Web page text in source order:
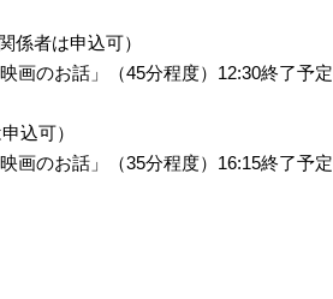
者は申込可）
画のお話」（45分程度）12:30終了予定
込可）
画のお話」（35分程度）16:15終了予定